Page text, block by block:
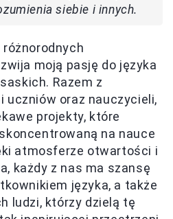
siebie i innych.
moją pasję do języka
Razem z
uczniów oraz nauczycieli,
projekty, które
na nauce
atmosferze otwartości i
każdy z nas ma szansę
języka, a także
ludzi, którzy dzielą tę